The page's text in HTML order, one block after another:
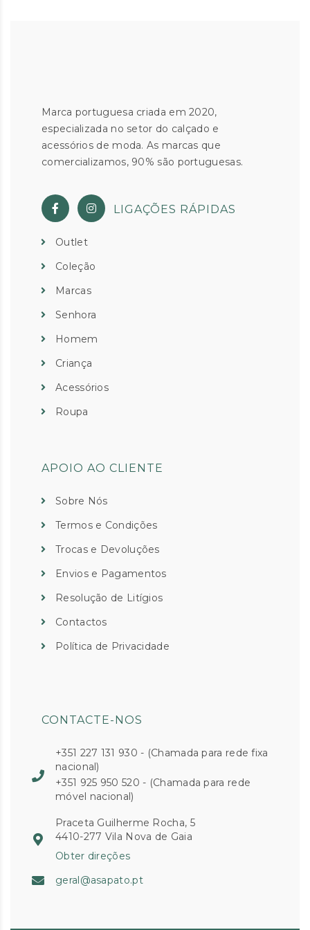
Marca portuguesa criada em 2020,
especializada no setor do calçado e
acessórios de moda. As marcas que
comercializamos, 90% são portuguesas.
LIGAÇÕES RÁPIDAS
Outlet
Coleção
Marcas
Senhora
Homem
Criança
Acessórios
Roupa
APOIO AO CLIENTE
Sobre Nós
Termos e Condições
Trocas e Devoluções
Envios e Pagamentos
Resolução de Litígios
Contactos
Política de Privacidade
CONTACTE-NOS
+351 227 131 930 - (Chamada para rede fixa
nacional)
+351 925 950 520 - (Chamada para rede
móvel nacional)
Praceta Guilherme Rocha, 5
4410-277 Vila Nova de Gaia
Obter direções
geral@asapato.pt